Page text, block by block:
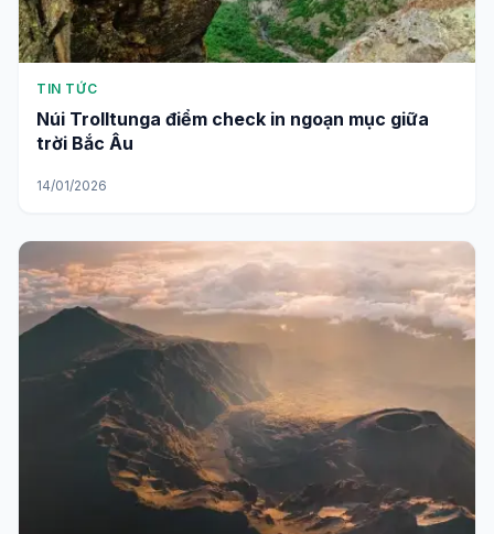
TIN TỨC
Núi Trolltunga điểm check in ngoạn mục giữa
trời Bắc Âu
14/01/2026